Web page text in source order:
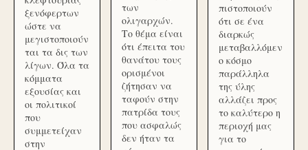
ξενόφερτων
ώστε να
μεγιστοποιούν
ται τα δις των
λίγων. Όλα τα
κόμματα
εξουσίας και
οι πολιτικοί
που
συμμετείχαν
στην
των
ολιγαρχών.
Το θέμα είναι
ότι έπειτα του
θανάτου τους
ορισμένοι
ζήτησαν να
ταφούν στην
πατρίδα τους
που ασφαλώς
δεν ήταν τα
πιστοποιούν
ότι σε ένα
διαρκώς
μεταβαλλόμεν
ο κόσμο
παράλληλα
της ύλης
αλλάζει προς
το καλύτερο η
περιοχή μας
για το